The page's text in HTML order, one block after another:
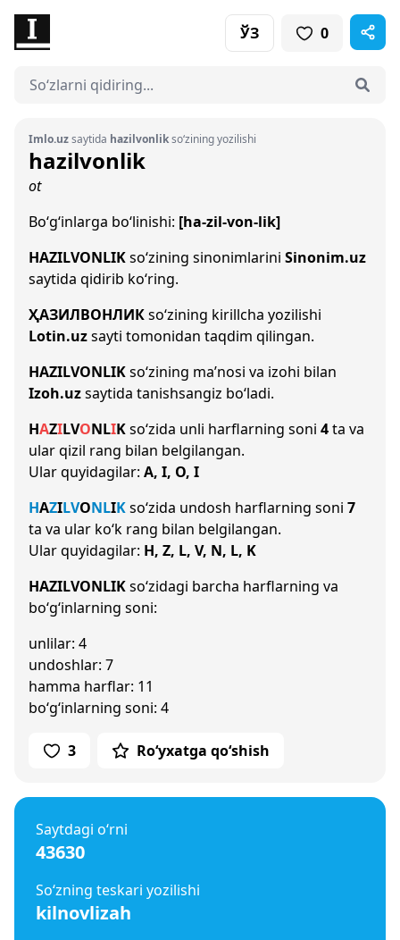
ЎЗ 0
Imlo.uzsaytida hazilvonlikso‘zining yozilishi
hazilvonlik
ot
Bo‘g‘inlarga bo‘linishi: [ha-zil-von-lik]
HAZILVONLIKso‘zining sinonimlarini Sinonim.uz
saytida qidirib ko‘ring.
ҲАЗИЛВОНЛИКso‘zining kirillcha yozilishi
Lotin.uzsayti tomonidan taqdim qilingan.
HAZILVONLIKso‘zining ma’nosi va izohi bilan
Izoh.uzsaytida tanishsangiz bo‘ladi.
HAZILVONLIKso‘zida unli harflarning soni 4ta va
ular qizil rang bilan belgilangan.
Ular quyidagilar: A, I, O, I
HAZILVONLIKso‘zida undosh harflarning soni 7
ta va ular ko‘k rang bilan belgilangan.
Ular quyidagilar: H, Z, L, V, N, L, K
HAZILVONLIKso‘zidagi barcha harflarning va
bo‘g‘inlarning soni:
unlilar: 4
undoshlar: 7
hamma harflar: 11
bo‘g‘inlarning soni: 4
3 Ro‘yxatga qo‘shish
Saytdagi o‘rni
43630
So‘zning teskari yozilishi
kilnovlizah